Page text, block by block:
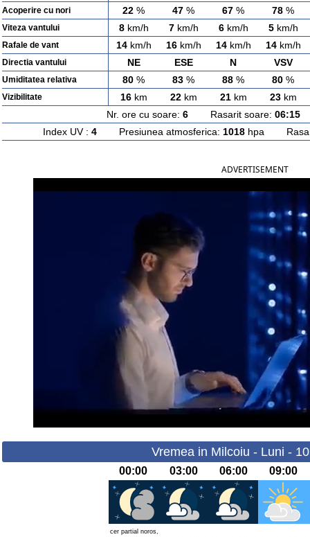
Acoperire cu nori 22 % 47 % 67 % 78 %
Viteza vantului 8km/h 7km/h 6km/h 5km/h
Rafale de vant 14km/h 16km/h 14km/h 14km/h
Directia vantului NE ESE N VSV
Umiditatea relativa 80 % 83 % 88 % 80 %
Vizibilitate 16km 22km 21km 23km
Nr. ore cu soare: 6Rasarit soare: 06:15
Index UV : 4Presiunea atmosferica: 1018hpa
ADVERTISEMENT
Vremea in Milcoiu - Luni -
00:00 03:00 06:00 09:00
cer partial noros,